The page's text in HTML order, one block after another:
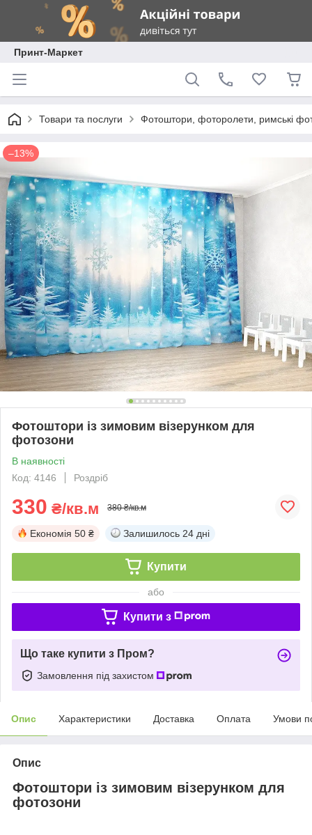
Принт-Маркет
Товари та послуги Фотоштори, фоторолети, римські
–13%
Фотоштори із зимовим візерунком для
фотозони
В наявності
Код: 4146
Роздріб
330 ₴/кв.м 380 ₴/кв.м
Економія 50 ₴ Залишилось 24 дні
Купити
або
Купити з
Що таке купити з Пром?
Замовлення під захистом
Опис Характеристики Доставка Оплата Умови
Опис
Фотоштори із зимовим візерунком для
фотозони